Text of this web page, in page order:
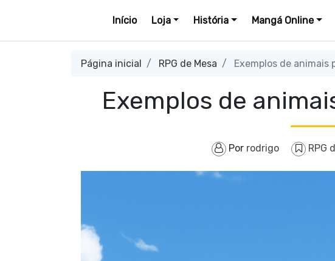
Início Loja História Mangá Online
Página inicial RPG de Mesa Exemplos de animais
Exemplos de
Por rodrigo RPG